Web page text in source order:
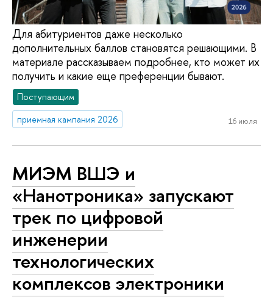
Для абитуриентов даже несколько
дополнительных баллов становятся решающими. В
материале рассказываем подробнее, кто может их
получить и какие еще преференции бывают.
Поступающим
приемная кампания 2026
16 июля
МИЭМ ВШЭ и
«Нанотроника» запускают
трек по цифровой
инженерии
технологических
комплексов электроники